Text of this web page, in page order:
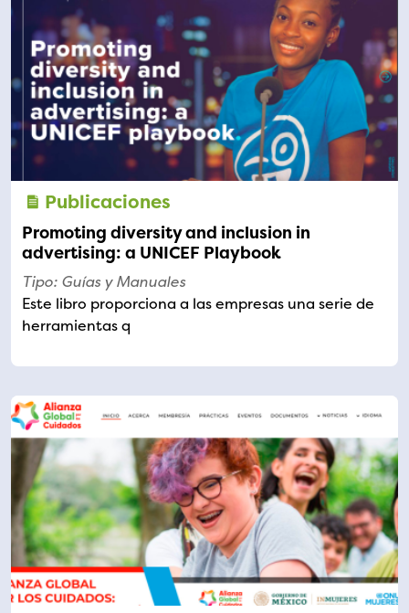
Publicaciones
Promoting diversity and inclusion in
advertising: a UNICEF Playbook
Tipo: Guías y Manuales
Este libro proporciona a las empresas una serie de
herramientas q